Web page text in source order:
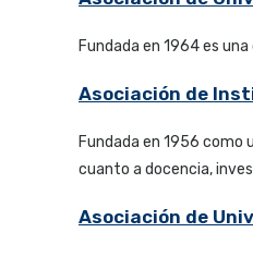
Fundada en 1964 es
Asociación de
Fundada en 1956
cuanto a docencia,
Asociación de